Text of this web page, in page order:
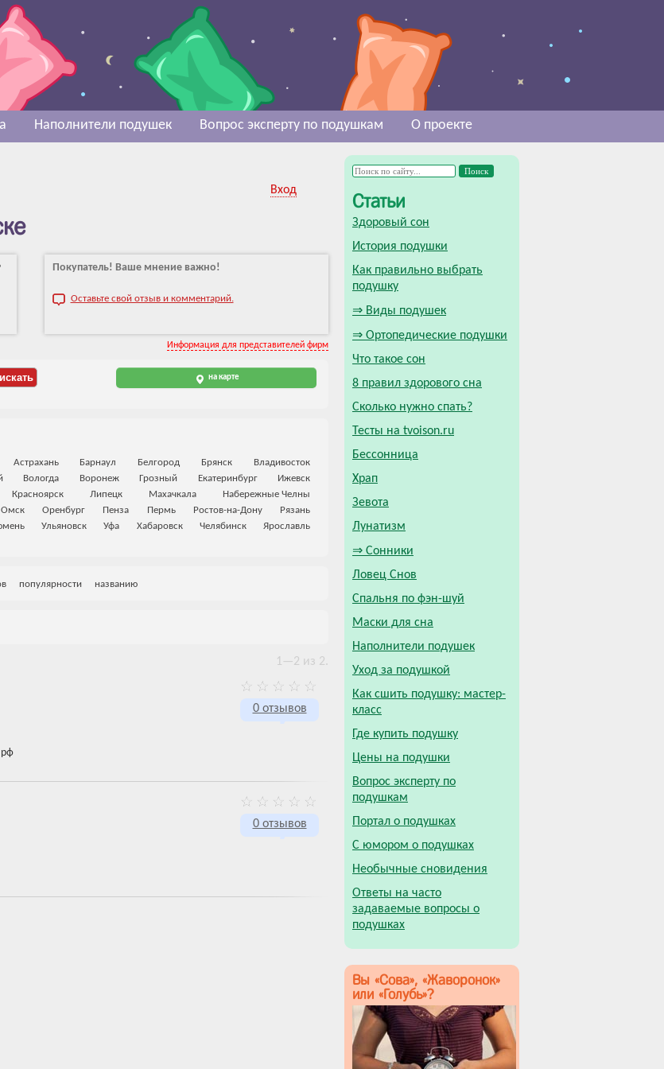
Наполнители подушек Вопрос эксперту по подушкам О проекте
Вход
Покупатель! Ваше мнение важно!
Оставьте свой отзыв и комментарий.
Информация для представителей фирм
на карте
Астрахань Барнаул Белгород Брянск
Владивосток
Вологда Воронеж Грозный Екатеринбург
Ижевск
Красноярск Липецк Махачкала
Набережные Челны
Омск Оренбург Пенза Пермь Ростов-на-Дону
Рязань
Ульяновск Уфа Хабаровск Челябинск
Ярославль
популярности названию
1—2 из 2.
0 отзывов
0 отзывов
Статьи
Здоровый сон
История подушки
Как правильно выбрать
подушку
⇒ Виды подушек
⇒ Ортопедические подушки
Что такое сон
8 правил здорового сна
Сколько нужно спать?
Тесты на tvoison.ru
Бессонница
Храп
Зевота
Лунатизм
⇒ Сонники
Ловец Снов
Спальня по фэн-шуй
Маски для сна
Наполнители подушек
Уход за подушкой
Как сшить подушку: мастер-
класс
Где купить подушку
Цены на подушки
Вопрос эксперту по
подушкам
Портал о подушках
С юмором о подушках
Необычные сновидения
Ответы на часто
задаваемые вопросы о
подушках
Вы «Сова», «Жаворонок»
или «Голубь»?